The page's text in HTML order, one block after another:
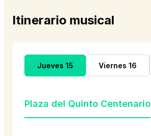
Itinerario musical
Jueves 15 Viernes 16
Plaza del Quinto Centenario